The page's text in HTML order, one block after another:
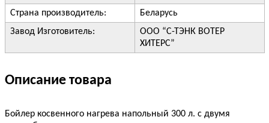
Страна производитель:
Беларусь
Завод Изготовитель:
ООО “С-ТЭНК ВОТЕР
ХИТЕРС”
Описание товара
Бойлер косвенного нагрева напольный 300 л. с двумя